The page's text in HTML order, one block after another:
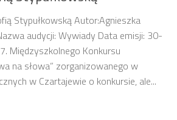
Stypułkowską Autor:Agnieszka
audycji: Wywiady Data emisji: 30-
Międzyszkolnego Konkursu
na słowa” zorganizowanego w
w Czartajewie o konkursie, ale...